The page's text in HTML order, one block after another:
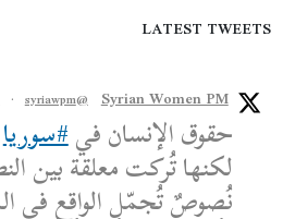
LATEST TWEETS
Syrian Women PM
@syriawpm
·
حقوق الإنسان في#سوريا
لكنها تُركت معلقة بين
نُصوصٌ تُجمّل الواقع في